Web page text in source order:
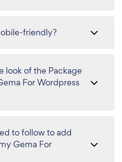
friendly?
look of the Package
For Wordpress
to follow to add
Gema For